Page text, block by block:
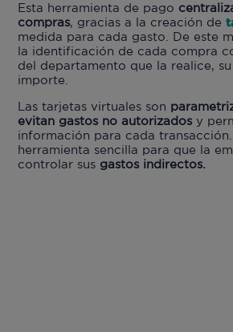
Esta herramienta de pago
compras, gracias a la creación de
medida para cada gasto. De este
la identificación de cada compra
del departamento que la realice,
importe.
Las tarjetas virtuales son
evitan gastos no autorizados y
información para cada transacción.
herramienta sencilla para que la
controlar sus gastos indirectos.